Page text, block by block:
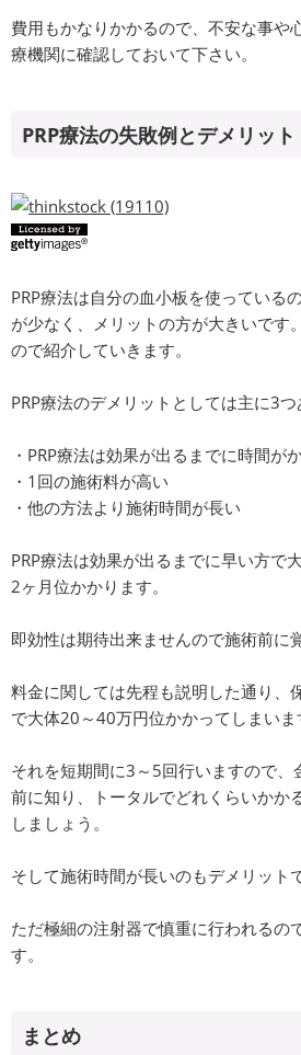
費用もかなりかかるので、不安な事や
療機関に確認しておいて下さい。
PRP療法の失敗例とデメリット
PRP療法は自分の血小板を使っている
が少なく、メリットの方が大きいです
ので紹介していきます。
PRP療法のデメリットとしては主に3つ
・PRP療法は効果が出るまでに時間が
・1回の施術料が高い
・他の方法より施術時間が長い
PRP療法は効果が出るまでに早い方で
2ヶ月位かかります。
即効性は期待出来ませんので施術前に
料金に関しては先程も説明した通り、
で大体20～40万円位かかってしまいま
それを短期間に3～5回行いますので
前に知り、トータルでどれくらいかか
しましょう。
そして施術時間が長いのもデメリットで
ただ極細の注射器で慎重に行われるの
す。
まとめ